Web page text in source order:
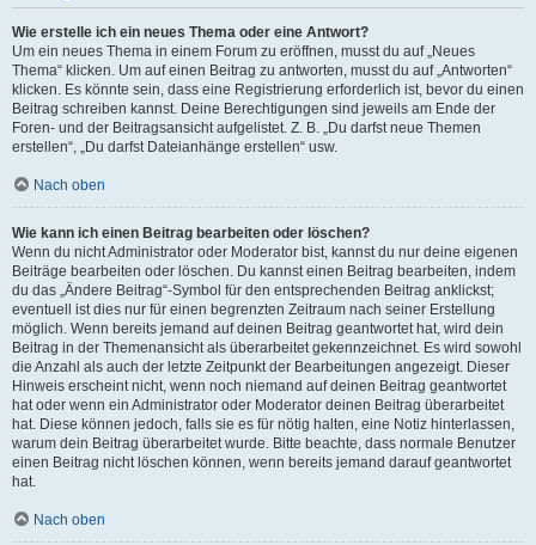
Wie erstelle ich ein neues Thema oder eine Antwort?
Um ein neues Thema in einem Forum zu eröffnen, musst du auf „Neues
Thema“ klicken. Um auf einen Beitrag zu antworten, musst du auf „Antworten“
klicken. Es könnte sein, dass eine Registrierung erforderlich ist, bevor du einen
Beitrag schreiben kannst. Deine Berechtigungen sind jeweils am Ende der
Foren- und der Beitragsansicht aufgelistet. Z. B. „Du darfst neue Themen
erstellen“, „Du darfst Dateianhänge erstellen“ usw.
Nach oben
Wie kann ich einen Beitrag bearbeiten oder löschen?
Wenn du nicht Administrator oder Moderator bist, kannst du nur deine eigenen
Beiträge bearbeiten oder löschen. Du kannst einen Beitrag bearbeiten, indem
du das „Ändere Beitrag“-Symbol für den entsprechenden Beitrag anklickst;
eventuell ist dies nur für einen begrenzten Zeitraum nach seiner Erstellung
möglich. Wenn bereits jemand auf deinen Beitrag geantwortet hat, wird dein
Beitrag in der Themenansicht als überarbeitet gekennzeichnet. Es wird sowohl
die Anzahl als auch der letzte Zeitpunkt der Bearbeitungen angezeigt. Dieser
Hinweis erscheint nicht, wenn noch niemand auf deinen Beitrag geantwortet
hat oder wenn ein Administrator oder Moderator deinen Beitrag überarbeitet
hat. Diese können jedoch, falls sie es für nötig halten, eine Notiz hinterlassen,
warum dein Beitrag überarbeitet wurde. Bitte beachte, dass normale Benutzer
einen Beitrag nicht löschen können, wenn bereits jemand darauf geantwortet
hat.
Nach oben